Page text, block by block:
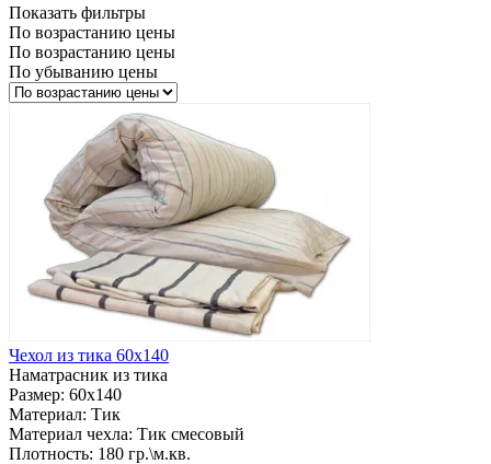
Показать фильтры
По возрастанию цены
По возрастанию цены
По убыванию цены
Чехол из тика 60х140
Наматрасник из тика
Размер: 60х140
Материал: Тик
Материал чехла: Тик смесовый
Плотность: 180 гр.\м.кв.